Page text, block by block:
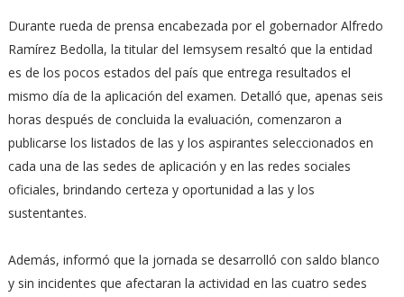
Durante rueda de prensa encabezada por el gobernador Alfredo
Ramírez Bedolla, la titular del Iemsysem resaltó que la entidad
es de los pocos estados del país que entrega resultados el
mismo día de la aplicación del examen. Detalló que, apenas seis
horas después de concluida la evaluación, comenzaron a
publicarse los listados de las y los aspirantes seleccionados en
cada una de las sedes de aplicación y en las redes sociales
oficiales, brindando certeza y oportunidad a las y los
sustentantes.
Además, informó que la jornada se desarrolló con saldo blanco
y sin incidentes que afectaran la actividad en las cuatro sedes